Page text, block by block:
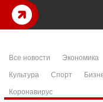
Все новости Экономика
Культура
Спорт
Коронавирус